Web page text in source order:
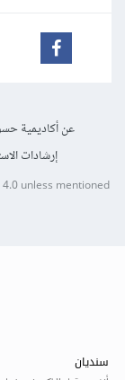
عن أكاديمية
إرشادات
4.0unless mentioned